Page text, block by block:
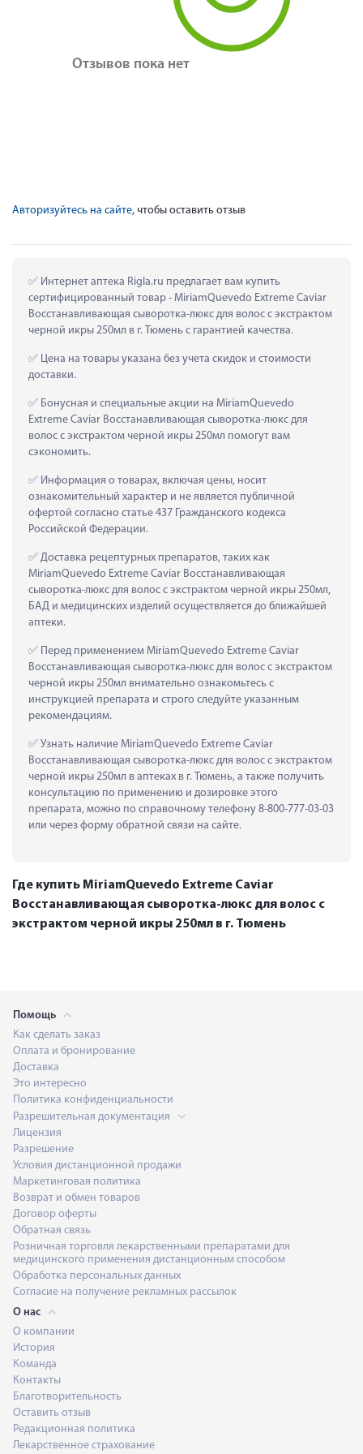
Отзывов пока нет
Авторизуйтесь на сайте, чтобы оставить отзыв
Интернет аптека Rigla.ru предлагает вам купить
сертифицированный товар - MiriamQuevedo Extreme Caviar
Восстанавливающая сыворотка-люкс для волос с экстрактом
черной икры 250мл в г. Тюмень с гарантией качества.
Цена на товары указана без учета скидок и стоимости
доставки.
Бонусная и специальные акции на MiriamQuevedo
Extreme Caviar Восстанавливающая сыворотка-люкс для
волос с экстрактом черной икры 250мл помогут вам
сэкономить.
Информация о товарах, включая цены, носит
ознакомительный характер и не является публичной
офертой согласно статье 437 Гражданского кодекса
Российской Федерации.
Доставка рецептурных препаратов, таких как
MiriamQuevedo Extreme Caviar Восстанавливающая
сыворотка-люкс для волос с экстрактом черной икры 250мл,
БАД и медицинских изделий осуществляется до ближайшей
аптеки.
Перед применением MiriamQuevedo Extreme Caviar
Восстанавливающая сыворотка-люкс для волос с экстрактом
черной икры 250мл внимательно ознакомьтесь с
инструкцией препарата и строго следуйте указанным
рекомендациям.
Узнать наличие MiriamQuevedo Extreme Caviar
Восстанавливающая сыворотка-люкс для волос с экстрактом
черной икры 250мл в аптеках в г. Тюмень, а также получить
консультацию по применению и дозировке этого
препарата, можно по справочному телефону 8-800-777-03-03
или через форму обратной связи на сайте.
Где купить MiriamQuevedo Extreme Caviar
Восстанавливающая сыворотка-люкс для волос с
экстрактом черной икры 250мл в г. Тюмень
Помощь
Как сделать заказ
Оплата и бронирование
Доставка
Это интересно
Политика конфиденциальности
Разрешительная документация
Лицензия
Разрешение
Условия дистанционной продажи
Маркетинговая политика
Возврат и обмен товаров
Договор оферты
Обратная связь
Розничная торговля лекарственными препаратами для
медицинского применения дистанционным способом
Обработка персональных данных
Согласие на получение рекламных рассылок
О нас
О компании
История
Команда
Контакты
Благотворительность
Оставить отзыв
Редакционная политика
Лекарственное страхование